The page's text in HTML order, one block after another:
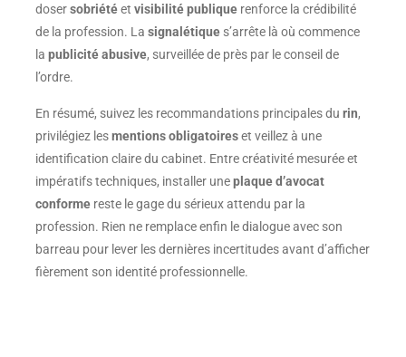
dosersobriétéet visibilité publiquerenforce la crédibilité
de la profession. La signalétiques’arrête là où commence
la publicité abusive, surveillée de près par le conseil de
l’ordre.
En résumé, suivez les recommandations principales du rin,
privilégiez lesmentions obligatoireset veillez à une
identification claire du cabinet. Entre créativité mesurée et
impératifs techniques, installer uneplaque d’avocat
conformereste le gage du sérieux attendu par la
profession. Rien ne remplace enfin le dialogue avec son
barreau pour lever les dernières incertitudes avant d’afficher
fièrement son identité professionnelle.